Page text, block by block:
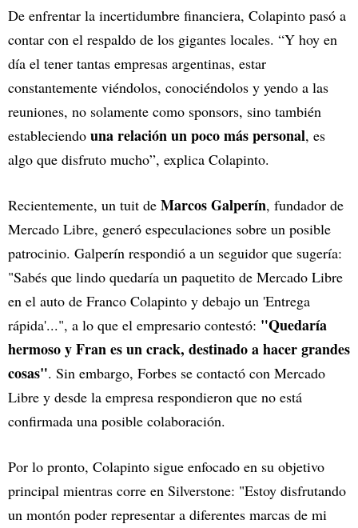
De enfrentar la incertidumbre financiera, Colapinto pasó a
contar con el respaldo de los gigantes locales. “Y hoy en
día el tener tantas empresas argentinas, estar
constantemente viéndolos, conociéndolos y yendo a las
reuniones, no solamente como sponsors, sino también
estableciendo una relación un poco más personal, es
algo que disfruto mucho”, explica Colapinto.
Recientemente, un tuit de Marcos Galperín, fundador de
Mercado Libre, generó especulaciones sobre un posible
patrocinio. Galperín respondió a un seguidor que sugería:
"Sabés que lindo quedaría un paquetito de Mercado Libre
en el auto de Franco Colapinto y debajo un 'Entrega
rápida'...", a lo que el empresario contestó: "Quedaría
hermoso y Fran es un crack, destinado a hacer grandes
cosas". Sin embargo, Forbes se contactó con Mercado
Libre y desde la empresa respondieron que no está
confirmada una posible colaboración.
Por lo pronto, Colapinto sigue enfocado en su objetivo
principal mientras corre en Silverstone: "Estoy disfrutando
un montón poder representar a diferentes marcas de mi